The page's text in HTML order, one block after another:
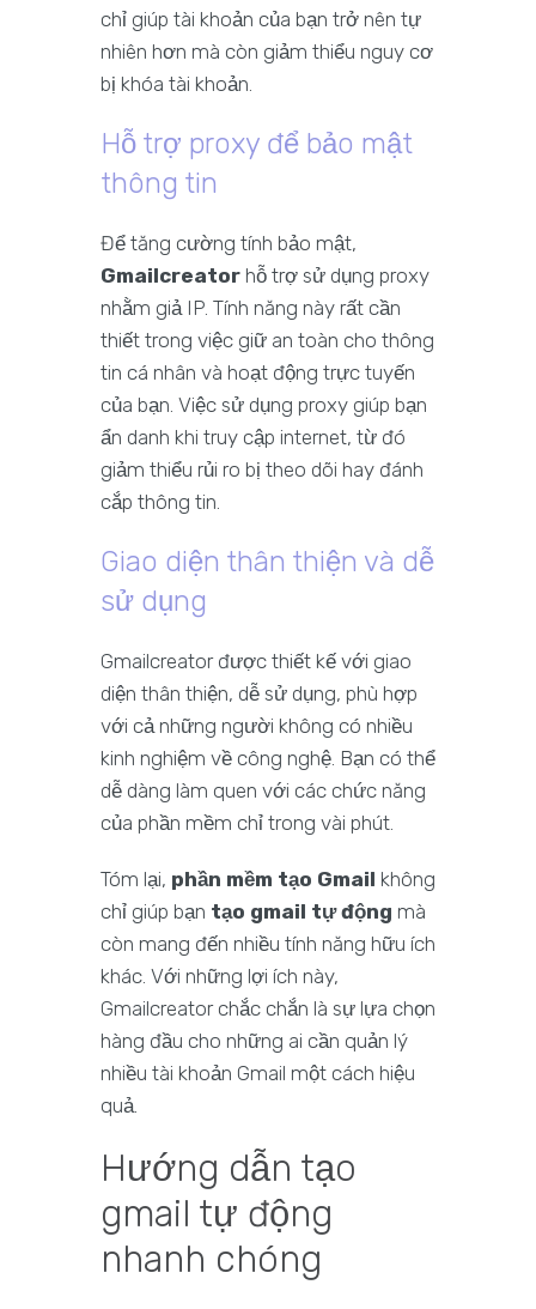
chỉ giúp tài khoản của bạn trở nên tự
nhiên hơn mà còn giảm thiểu nguy cơ
bị khóa tài khoản.
Hỗ trợ proxy để bảo mật
thông tin
Để tăng cường tính bảo mật,
Gmailcreator hỗ trợ sử dụng proxy
nhằm giả IP. Tính năng này rất cần
thiết trong việc giữ an toàn cho thông
tin cá nhân và hoạt động trực tuyến
của bạn. Việc sử dụng proxy giúp bạn
ẩn danh khi truy cập internet, từ đó
giảm thiểu rủi ro bị theo dõi hay đánh
cắp thông tin.
Giao diện thân thiện và dễ
sử dụng
Gmailcreator được thiết kế với giao
diện thân thiện, dễ sử dụng, phù hợp
với cả những người không có nhiều
kinh nghiệm về công nghệ. Bạn có thể
dễ dàng làm quen với các chức năng
của phần mềm chỉ trong vài phút.
Tóm lại, phần mềm tạo Gmail không
chỉ giúp bạn tạo gmail tự động mà
còn mang đến nhiều tính năng hữu ích
khác. Với những lợi ích này,
Gmailcreator chắc chắn là sự lựa chọn
hàng đầu cho những ai cần quản lý
nhiều tài khoản Gmail một cách hiệu
quả.
Hướng dẫn tạo
gmail tự động
nhanh chóng